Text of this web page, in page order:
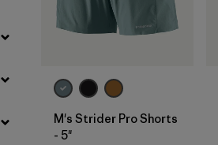
M's Strider Pro Shorts
- 5"